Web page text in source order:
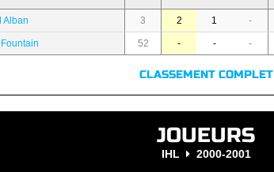
Alban 3 2 1 -
52 - - -
CLASSEMENT COMPLET
JOUEURS
IHL 2000-2001